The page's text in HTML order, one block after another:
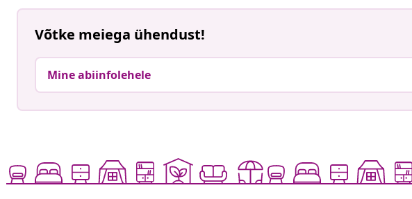
Võtke meiega ühendust!
Mine abiinfolehele